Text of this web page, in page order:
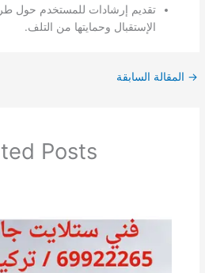
تقديم إرشادات للمستخدم حول
الإستقبال وحمايتها من التلف.
→ المقالة السابقة
Posts